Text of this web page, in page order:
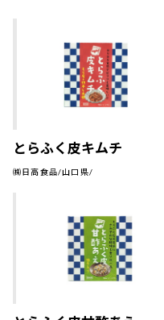
とらふく皮キムチ
㈱日高食品/山口県/